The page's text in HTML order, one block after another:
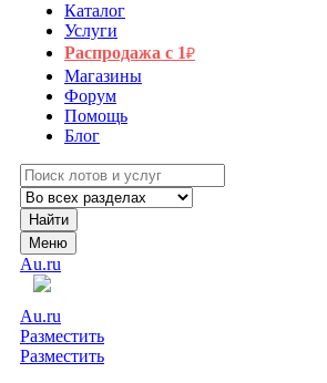
Каталог
Услуги
Распродажа с 1₽
Магазины
Форум
Помощь
Блог
Найти
Меню
Au.ru
Au.ru
Разместить
Разместить